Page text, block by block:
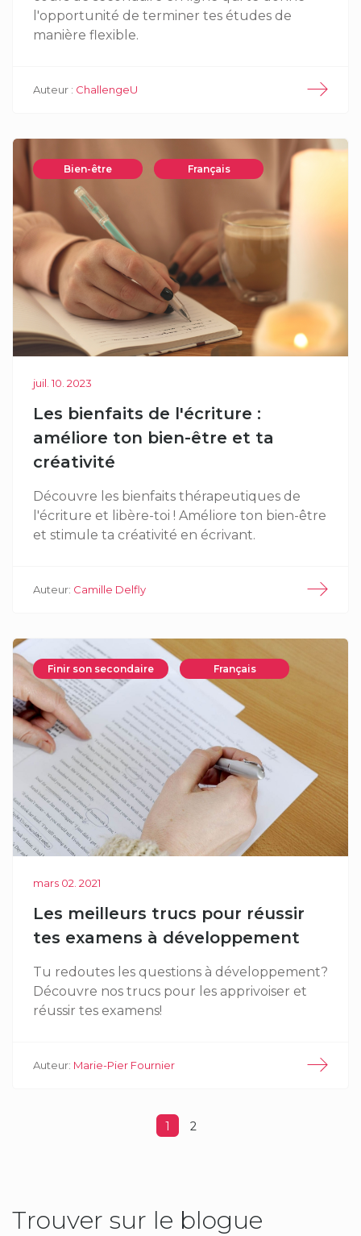
l'opportunité de terminer tes études de
manière flexible.
Auteur : ChallengeU
Bien-être Français
juil. 10. 2023
Les bienfaits de l'écriture :
améliore ton bien-être et ta
créativité
Découvre les bienfaits thérapeutiques de
l'écriture et libère-toi ! Améliore ton bien-être
et stimule ta créativité en écrivant.
Auteur: Camille Delfly
Finir son secondaire Français
mars 02. 2021
Les meilleurs trucs pour réussir
tes examens à développement
Tu redoutes les questions à développement?
Découvre nos trucs pour les apprivoiser et
réussir tes examens!
Auteur: Marie-Pier Fournier
1 2
Trouver sur le blogue